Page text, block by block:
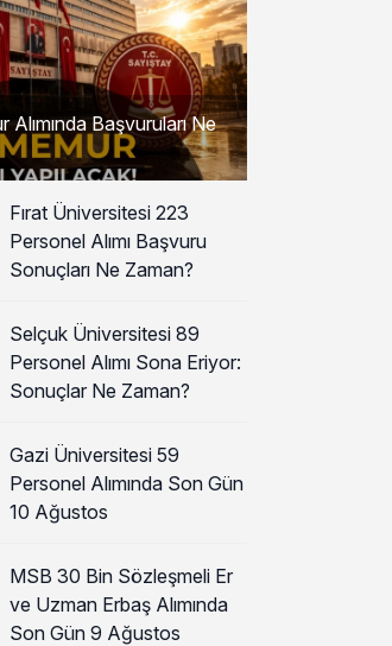
Alımında Başvuruları Ne
Fırat Üniversitesi 223
Personel Alımı Başvuru
Sonuçları Ne Zaman?
Selçuk Üniversitesi 89
Personel Alımı Sona Eriyor:
Sonuçlar Ne Zaman?
Gazi Üniversitesi 59
Personel Alımında Son Gün
10 Ağustos
MSB 30 Bin Sözleşmeli Er
ve Uzman Erbaş Alımında
Son Gün 9 Ağustos